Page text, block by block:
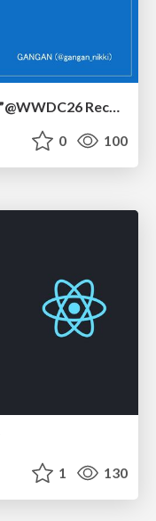
the container ship “Apple Silicon”@WWDC26 Recap -Japan-\(region).swift
0 100
1 130